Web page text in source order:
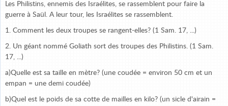
Les Philistins, ennemis des Israélites, se rassemblent pour faire la
guerre à Saül. A leur tour, les Israélites se rassemblent.
1. Comment les deux troupes se rangent-elles? (1 Sam. 17, ...)
2. Un géant nommé Goliath sort des troupes des Philistins. (1 Sam.
17, ...)
a)Quelle est sa taille en mètre? (une coudée = environ 50 cm et un
empan = une demi coudée)
b)Quel est le poids de sa cotte de mailles en kilo? (un sicle d'airain =